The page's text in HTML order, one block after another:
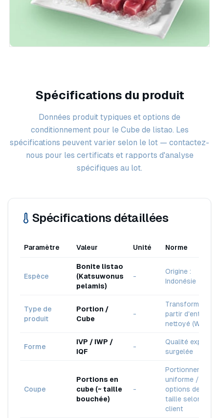
Spécifications du produit
Données produit typiques et options de
conditionnement pour le Cube de listao. Les
spécifications peuvent varier selon le lot — contactez-
nous pour les certificats et rapports d'analyse
spécifiques au lot.
Spécifications détaillées
Paramètre Valeur Unité Norme
Espèce
Bonite listao
(Katsuwonus
pelamis)
-
Origine :
Indonésie
Type de
produit
Portion /
Cube
-
Transformé à
partir d'entier
nettoyé (WGGS)
Forme
IVP / IWP /
IQF
-
Qualité export
surgelée
Coupe
Portions en
cube (~ taille
bouchée)
-
Portionnement
uniforme /
options de
taille selon
client